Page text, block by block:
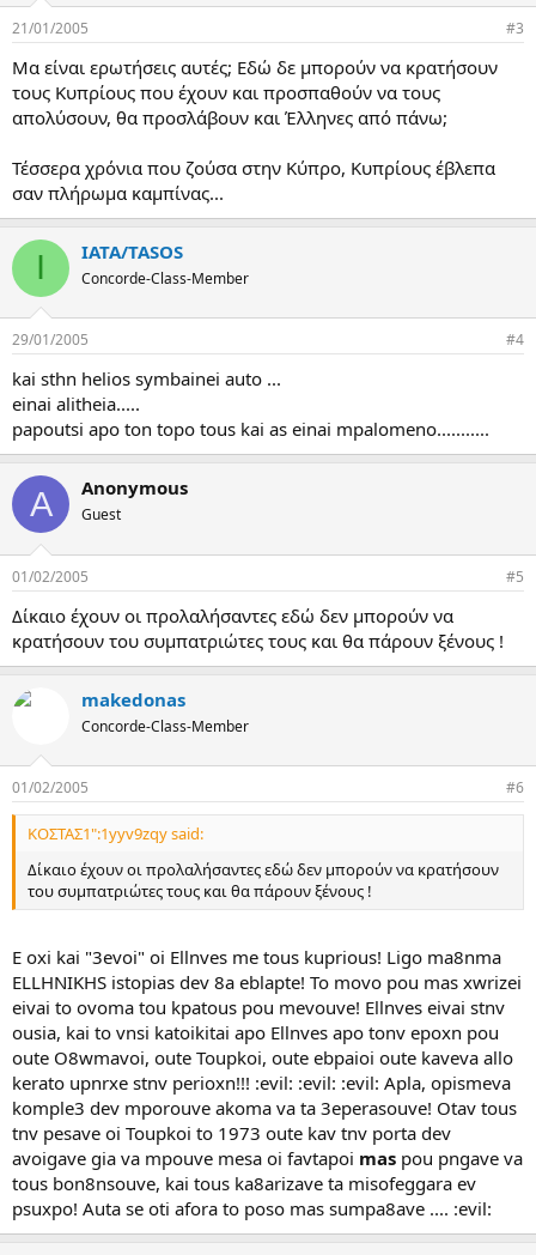
21/01/2005 #3
Μα είναι ερωτήσεις αυτές; Εδώ δε μπορούν να κρατήσουν
τους Κυπρίους που έχουν και προσπαθούν να τους
απολύσουν, θα προσλάβουν και Έλληνες από πάνω;
Τέσσερα χρόνια που ζούσα στην Κύπρο, Κυπρίους έβλεπα
σαν πλήρωμα καμπίνας...
I IATA/TASOS
Concorde-Class-Member
29/01/2005 #4
kai sthn helios symbainei auto ...
einai alitheia.....
papoutsi apo ton topo tous kai as einai mpalomeno...........
A Anonymous
Guest
01/02/2005 #5
Δίκαιο έχουν οι προλαλήσαντες εδώ δεν μπορούν να
κρατήσουν του συμπατριώτες τους και θα πάρουν ξένους !
makedonas
Concorde-Class-Member
01/02/2005 #6
ΚΟΣΤΑΣ1":1yyv9zqy said:
Δίκαιο έχουν οι προλαλήσαντες εδώ δεν μπορούν να κρατήσουν
του συμπατριώτες τους και θα πάρουν ξένους !
E oxi kai "3evoi" oi Ellnves me tous kuprious! Ligo ma8nma
ELLHNIKHS istopias dev 8a eblapte! To movo pou mas xwrizei
eivai to ovoma tou kpatous pou mevouve! Ellnves eivai stnv
ousia, kai to vnsi katoikitai apo Ellnves apo tonv epoxn pou
oute O8wmavoi, oute Toupkoi, oute ebpaioi oute kaveva allo
kerato upnrxe stnv perioxn!!! :evil: :evil: :evil: Apla, opismeva
komple3 dev mporouve akoma va ta 3eperasouve! Otav tous
tnv pesave oi Toupkoi to 1973 oute kav tnv porta dev
avoigave gia va mpouve mesa oi favtapoi mas pou pngave va
tous bon8nsouve, kai tous ka8arizave ta misofeggara ev
psuxpo! Auta se oti afora to poso mas sumpa8ave .... :evil: